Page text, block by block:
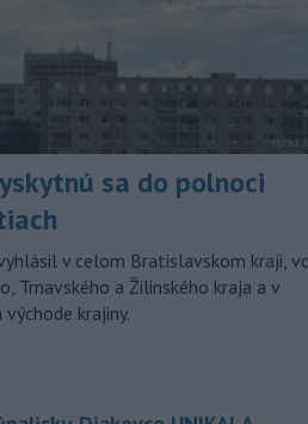
sa do polnoci
v celom Bratislavskom kraji,
Trnavského a Žilinského kraja a v
východe krajiny.